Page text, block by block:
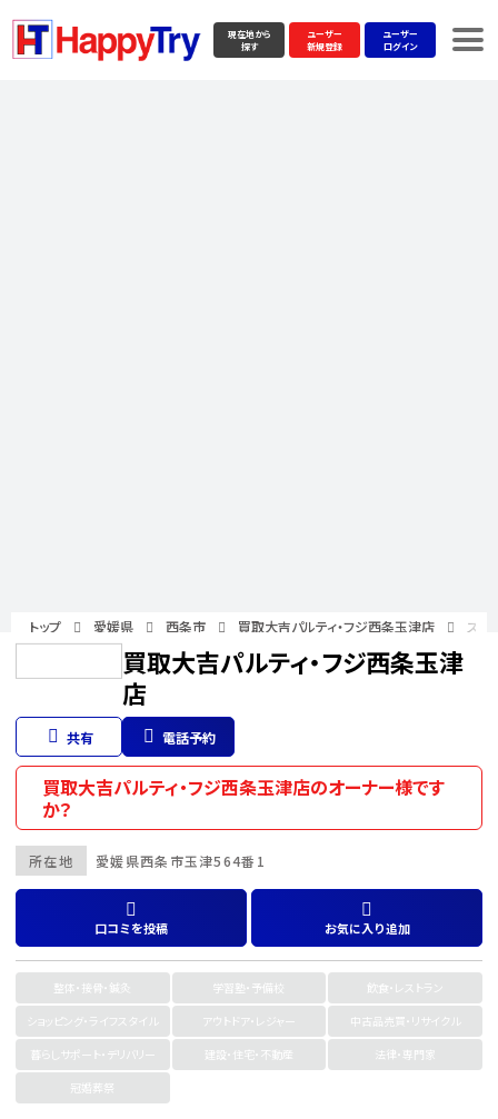
現在地から
探す
ユーザー
新規登録
ユーザー
ログイン
トップ 愛媛県 西条市 買取大吉パルティ・フジ西条玉津店 スタ
買取大吉パルティ・フジ西条玉津
店
共有 電話予約
買取大吉パルティ・フジ西条玉津店のオーナー様です
か？
所在地 愛媛県西条市玉津564番1
口コミを投稿 お気に入り追加
整体・接骨・鍼灸 学習塾・予備校
飲食・レストラン
ショッピング・ライフスタイル
アウトドア・レジャー
中古品売買・リサイクル
暮らしサポート・デリバリー
建設・住宅・不動産
法律・専門家
冠婚葬祭